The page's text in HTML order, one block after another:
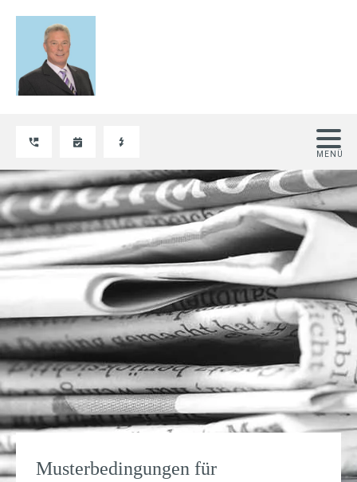
Musterbedingungen für